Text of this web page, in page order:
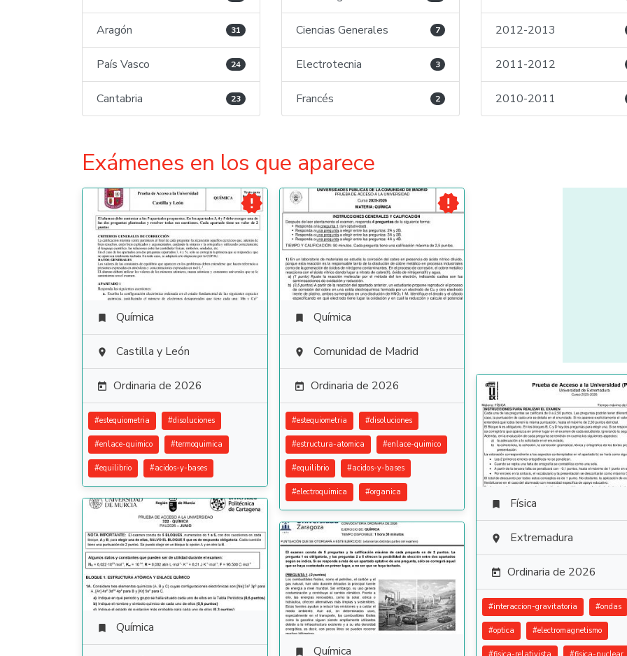
Aragón 31
País Vasco 24
Cantabria 23
Ciencias Generales 7
Electrotecnia 3
Francés 2
2012-2013
2011-2012
2010-2011
Exámenes en los que aparece

 Química
 Castilla y León
 Ordinaria de 2026
#estequiometria #disoluciones
#enlace-quimico #termoquimica
#equilibrio #acidos-y-bases

 Química
 Comunidad de Madrid
 Ordinaria de 2026
#estequiometria #disoluciones
#estructura-atomica #enlace-quimico
#equilibrio #acidos-y-bases
#electroquimica #organica
 Física
 Extremadura
 Ordinaria de 2026
#interaccion-gravitatoria #ondas
#optica #electromagnetismo
 Química
 Química